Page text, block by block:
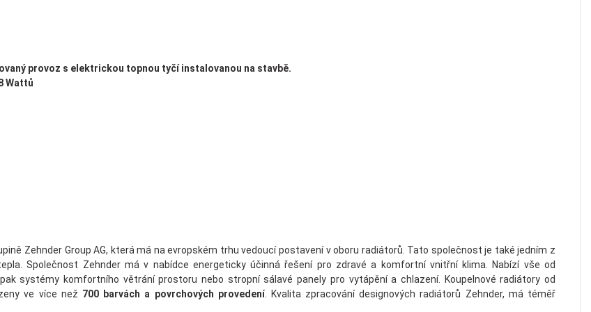
provoz s elektrickou topnou tyčí instalovanou na stavbě.
Wattů
Zehnder Group AG, která má na evropském trhu vedoucí postavení v oboru radiátorů. Tato společnost je také jedním z
Společnost Zehnder má v nabídce energeticky účinná řešení pro zdravé a komfortní vnitřní klima. Nabízí vše od
systémy komfortního větrání prostoru nebo stropní sálavé panely pro vytápění a chlazení. Koupelnové radiátory od
ve více než 700 barvách a povrchových provedení. Kvalita zpracování designových radiátorů Zehnder, má téměř